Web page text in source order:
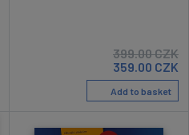
399.00CZK
359.00 CZK
Add to basket